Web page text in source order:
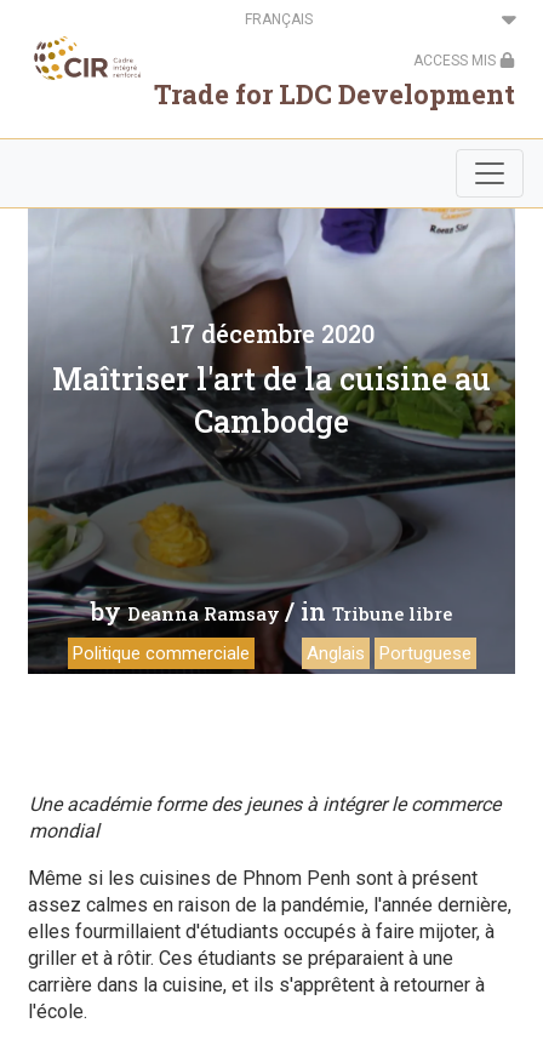
contenu
principal
Select
your
ACCESS MIS
Trade for LDC Development
17 décembre 2020
Maîtriser l'art de la cuisine au
Cambodge
byDeanna Ramsay / in Tribune libre
Politique commerciale Anglais Portuguese
Une académie forme des jeunes à intégrer le commerce
mondial
Même si les cuisines de Phnom Penh sont à présent
assez calmes en raison de la pandémie, l'année dernière,
elles fourmillaient d'étudiants occupés à faire mijoter, à
griller et à rôtir. Ces étudiants se préparaient à une
carrière dans la cuisine, et ils s'apprêtent à retourner à
l'école.